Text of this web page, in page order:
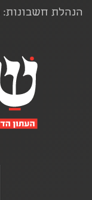
הנהלת חשבונות: